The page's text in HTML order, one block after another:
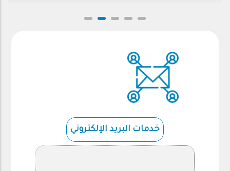
خدمات البريد الإلكتروني